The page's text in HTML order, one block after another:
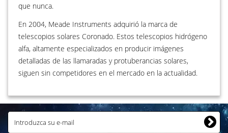
que nunca.
En 2004, Meade Instruments adquirió la marca de
telescopios solares Coronado. Estos telescopios hidrógeno
alfa, altamente especializados en producir imágenes
detalladas de las llamaradas y protuberancias solares,
siguen sin competidores en el mercado en la actualidad.